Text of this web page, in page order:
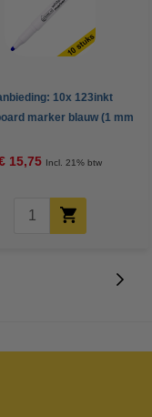
10x 123inkt
marker blauw (1 mm
15,75 Incl. 21% btw